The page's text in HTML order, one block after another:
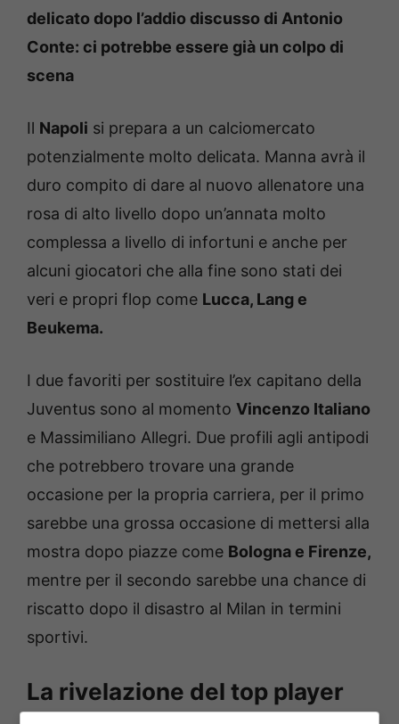
delicato dopo l’addio discusso di Antonio
Conte: ci potrebbe essere già un colpo di
scena
Il Napoli si prepara a un calciomercato
potenzialmente molto delicata. Manna avrà il
duro compito di dare al nuovo allenatore una
rosa di alto livello dopo un’annata molto
complessa a livello di infortuni e anche per
alcuni giocatori che alla fine sono stati dei
veri e propri flop come Lucca, Lang e
Beukema.
I due favoriti per sostituire l’ex capitano della
Juventus sono al momento Vincenzo Italiano
e Massimiliano Allegri. Due profili agli antipodi
che potrebbero trovare una grande
occasione per la propria carriera, per il primo
sarebbe una grossa occasione di mettersi alla
mostra dopo piazze come Bologna e Firenze,
mentre per il secondo sarebbe una chance di
riscatto dopo il disastro al Milan in termini
sportivi.
La rivelazione del top player